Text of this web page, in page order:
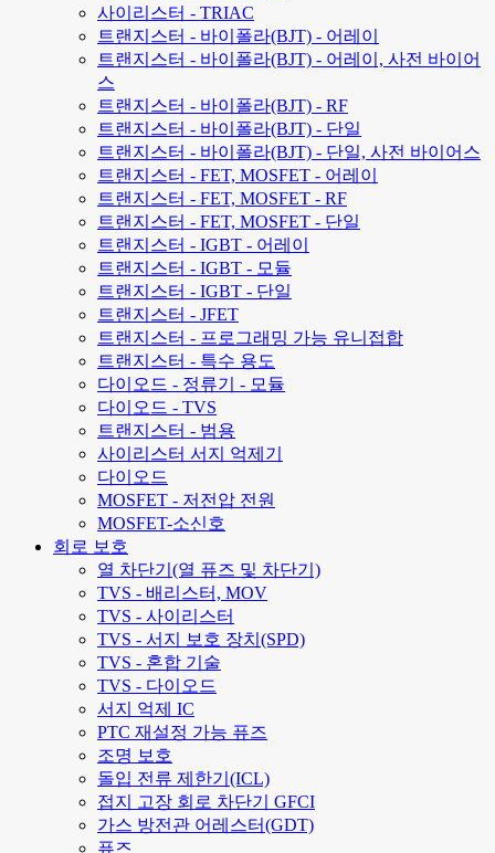
사이리스터 - TRIAC
트랜지스터 - 바이폴라(BJT) - 어레이
트랜지스터 - 바이폴라(BJT) - 어레이, 사전 바이어
스
트랜지스터 - 바이폴라(BJT) - RF
트랜지스터 - 바이폴라(BJT) - 단일
트랜지스터 - 바이폴라(BJT) - 단일, 사전 바이어스
트랜지스터 - FET, MOSFET - 어레이
트랜지스터 - FET, MOSFET - RF
트랜지스터 - FET, MOSFET - 단일
트랜지스터 - IGBT - 어레이
트랜지스터 - IGBT - 모듈
트랜지스터 - IGBT - 단일
트랜지스터 - JFET
트랜지스터 - 프로그래밍 가능 유니접합
트랜지스터 - 특수 용도
다이오드 - 정류기 - 모듈
다이오드 - TVS
트랜지스터 - 범용
사이리스터 서지 억제기
다이오드
MOSFET - 저전압 전원
MOSFET-소신호
회로 보호
열 차단기(열 퓨즈 및 차단기)
TVS - 배리스터, MOV
TVS - 사이리스터
TVS - 서지 보호 장치(SPD)
TVS - 혼합 기술
TVS - 다이오드
서지 억제 IC
PTC 재설정 가능 퓨즈
조명 보호
돌입 전류 제한기(ICL)
접지 고장 회로 차단기 GFCI
가스 방전관 어레스터(GDT)
퓨즈